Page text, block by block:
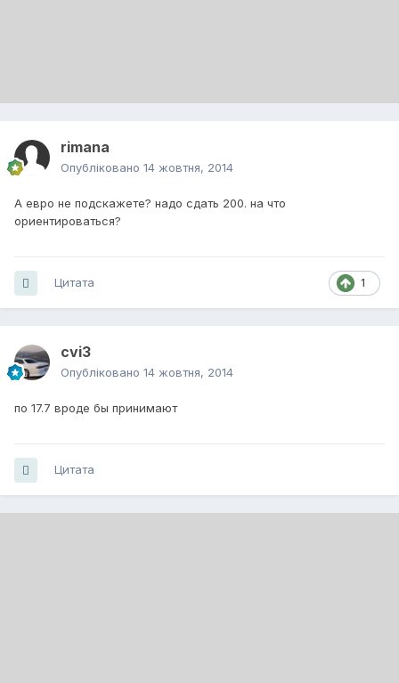
rimana
Опубліковано 14 жовтня, 2014
А евро не подскажете? надо сдать 200. на что
ориентироваться?
1
Цитата
cvi3
Опубліковано 14 жовтня, 2014
по 17.7 вроде бы принимают
Цитата